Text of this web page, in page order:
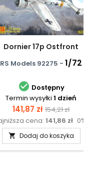
Dornier 17p Ostfront
RS Models 92275 - 1/72
 Dostępny
Termin wysyłki 1 dzień
Cena
141,87 zł Cena
154,21 zł
cena: 141,86 zł 0%
 Dodaj do koszyka